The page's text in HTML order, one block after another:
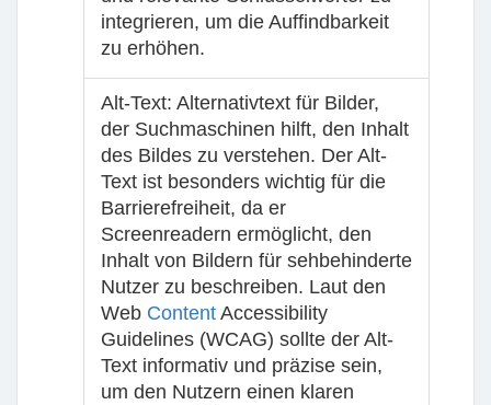
integrieren, um die Auffindbarkeit
zu erhöhen.
Alt-Text: Alternativtext für Bilder,
der Suchmaschinen hilft, den Inhalt
des Bildes zu verstehen. Der Alt-
Text ist besonders wichtig für die
Barrierefreiheit, da er
Screenreadern ermöglicht, den
Inhalt von Bildern für sehbehinderte
Nutzer zu beschreiben. Laut den
Web Content Accessibility
Guidelines (WCAG) sollte der Alt-
Text informativ und präzise sein,
um den Nutzern einen klaren